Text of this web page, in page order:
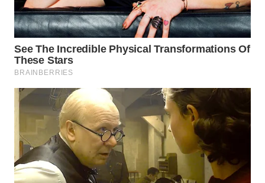
WN
MAJALENGKA
WN
SUBANG
SUKABUMI
WN
PURWAKARTA